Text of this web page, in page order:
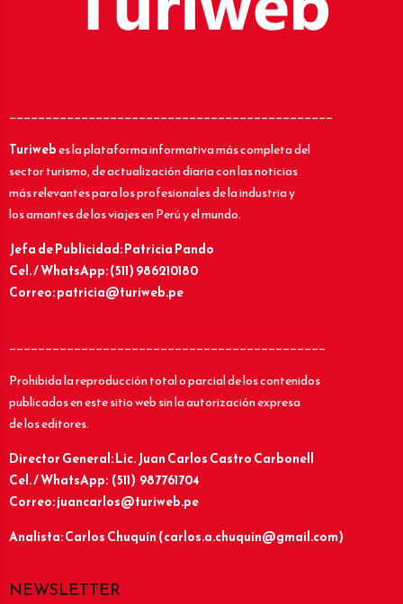
_____________________________________________
Turiwebes la plataforma informativa más completa del
sector turismo, de actualización diaria con las noticias
más relevantes para los profesionales de la industria y
los amantes de los viajes en Perú y el mundo.
Jefa de Publicidad: Patricia Pando
Cel. / WhatsApp: (511) 986210180
Correo: patricia@turiweb.pe
____________________________________________
Prohibida la reproducción total o parcial de los contenidos
publicados en este sitio web sin la autorización expresa
de los editores.
Director General: Lic.Juan Carlos Castro Carbonell
Cel. / WhatsApp: (511) 987761704
Correo: juancarlos@turiweb.pe
Analista: Carlos Chuquín (carlos.a.chuquin@gmail.com)
NEWSLETTER